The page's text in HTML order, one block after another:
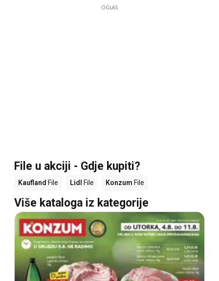
OGLAS
File u akciji - Gdje kupiti?
Kaufland File Lidl File Konzum File
Više kataloga iz kategorije